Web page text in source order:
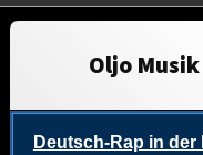
Oljo
Deutsch-Rap in